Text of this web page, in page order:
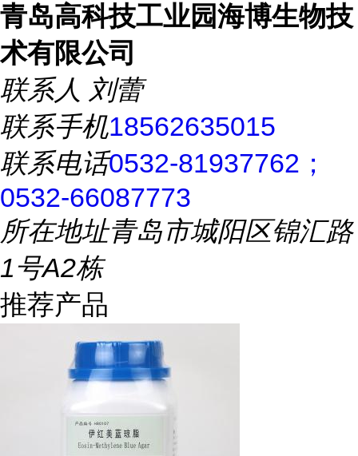
青岛高科技工业园海博生物技
术有限公司
联系人 刘蕾
联系手机18562635015
联系电话0532-81937762；
0532-66087773
所在地址青岛市城阳区锦汇路
1号A2栋
推荐产品